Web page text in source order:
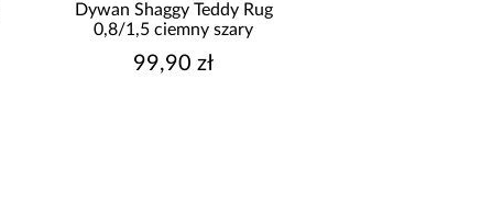
Dywan Shaggy Teddy Rug
0,8/1,5 ciemny szary
99,90 zł